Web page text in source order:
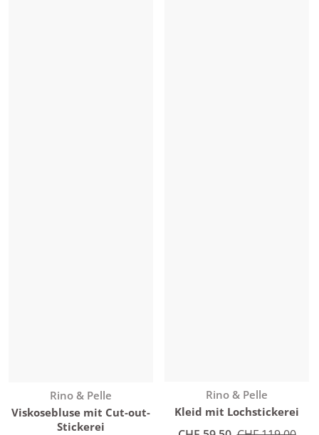
Anbieter:
Rino & Pelle
Viskosebluse mit Cut-out-
Stickerei
Anbieter:
Rino & Pelle
Kleid mit Lochstickerei